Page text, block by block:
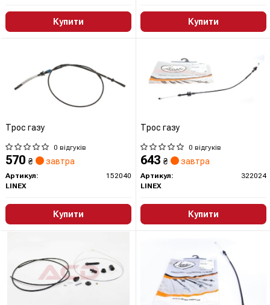
Купити Купити
Трос газу
0 відгуків
570 ₴ завтра
Артикул:
152040
LINEX
Купити
Трос газу
0 відгуків
643 ₴ завтра
Артикул:
322024
LINEX
Купити